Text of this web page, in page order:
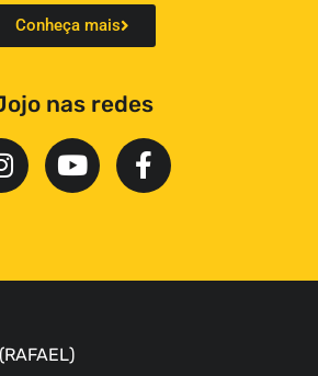
Conheça mais
nas redes